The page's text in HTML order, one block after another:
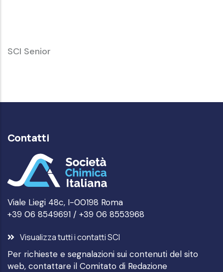
SCI
Senior
SCI Senior
Contatti
Viale Liegi 48c, I-00198 Roma
+39 06 8549691 / +39 06 8553968
Visualizza tutti i contatti SCI
Per richieste e segnalazioni sui contenuti del sito
web, contattare il Comitato di Redazione